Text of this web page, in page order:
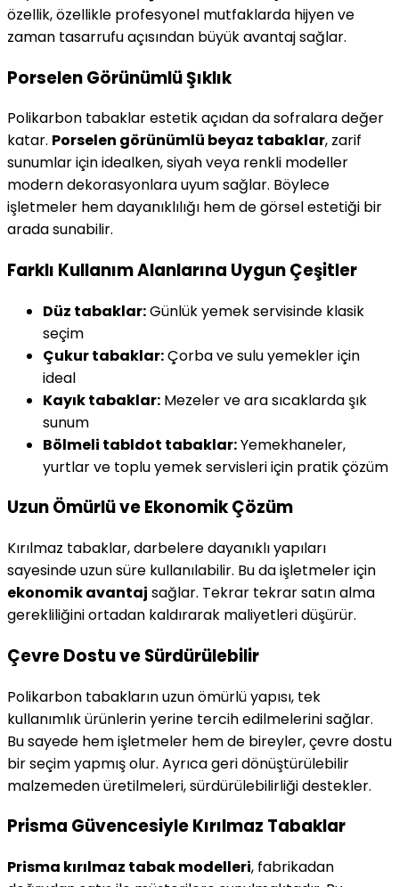
özellik, özellikle profesyonel mutfaklarda hijyen ve
zaman tasarrufu açısından büyük avantaj sağlar.
Porselen Görünümlü Şıklık
Polikarbon tabaklar estetik açıdan da sofralara değer
katar. Porselen görünümlü beyaz tabaklar, zarif
sunumlar için idealken, siyah veya renkli modeller
modern dekorasyonlara uyum sağlar. Böylece
işletmeler hem dayanıklılığı hem de görsel estetiği bir
arada sunabilir.
Farklı Kullanım Alanlarına Uygun Çeşitler
Düz tabaklar:Günlük yemek servisinde klasik
seçim
Çukur tabaklar:Çorba ve sulu yemekler için
ideal
Kayık tabaklar: Mezeler ve ara sıcaklarda şık
sunum
Bölmeli tabldot tabaklar:Yemekhaneler,
yurtlar ve toplu yemek servisleri için pratik çözüm
Uzun Ömürlü ve Ekonomik Çözüm
Kırılmaz tabaklar, darbelere dayanıklı yapıları
sayesinde uzun süre kullanılabilir. Bu da işletmeler için
ekonomik avantaj sağlar. Tekrar tekrar satın alma
gerekliliğini ortadan kaldırarak maliyetleri düşürür.
Çevre Dostu ve Sürdürülebilir
Polikarbon tabakların uzun ömürlü yapısı, tek
kullanımlık ürünlerin yerine tercih edilmelerini sağlar.
Bu sayede hem işletmeler hem de bireyler, çevre dostu
bir seçim yapmış olur. Ayrıca geri dönüştürülebilir
malzemeden üretilmeleri, sürdürülebilirliği destekler.
Prisma Güvencesiyle Kırılmaz Tabaklar
Prisma kırılmaz tabak modelleri, fabrikadan